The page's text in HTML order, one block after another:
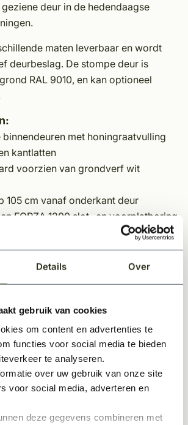
Details Over
gebruik van cookies
om content en advertenties te
functies voor social media te bieden
te analyseren.
over uw gebruik van onze site
voor social media, adverteren en
deze gegevens combineren met
deur in de hedendaagse
maten leverbaar en wordt
deurbeslag. De stompe deur is
RAL 9010, en kan optioneel
met honingraatvulling
kantlatten
voorzien van grondverf wit
105 cm vanaf onderkant deur
FORZA 1200 slot- en voorplatboring
voorzien van
type 1200; hart krukgat op
deur
een vierkant (RVS of zwart) rozet
is standaard voorzien van een slotgat
voor een deurkruk, wc garnituur
geleverd exclusief hang &
en sloten dienen los bijbesteld